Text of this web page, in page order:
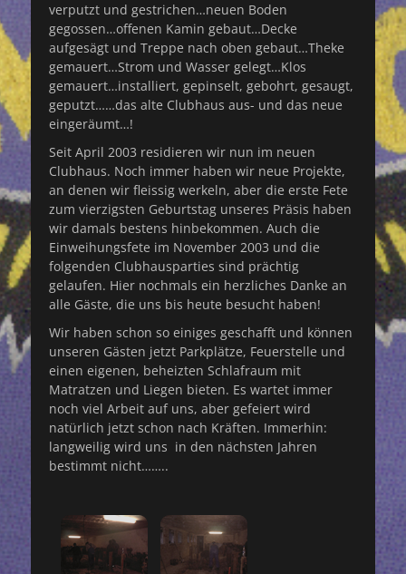
verputzt und gestrichen…neuen Boden
gegossen…offenen Kamin gebaut…Decke
aufgesägt und Treppe nach oben gebaut…Theke
gemauert…Strom und Wasser gelegt…Klos
gemauert…installiert, gepinselt, gebohrt, gesaugt,
geputzt……das alte Clubhaus aus- und das neue
eingeräumt…!
Seit April 2003 residieren wir nun im neuen
Clubhaus. Noch immer haben wir neue Projekte,
an denen wir fleissig werkeln, aber die erste Fete
zum vierzigsten Geburtstag unseres Präsis haben
wir damals bestens hinbekommen. Auch die
Einweihungsfete im November 2003 und die
folgenden Clubhausparties sind prächtig
gelaufen. Hier nochmals ein herzliches Danke an
alle Gäste, die uns bis heute besucht haben!
Wir haben schon so einiges geschafft und können
unseren Gästen jetzt Parkplätze, Feuerstelle und
einen eigenen, beheizten Schlafraum mit
Matratzen und Liegen bieten. Es wartet immer
noch viel Arbeit auf uns, aber gefeiert wird
natürlich jetzt schon nach Kräften. Immerhin:
langweilig wird uns in den nächsten Jahren
bestimmt nicht……..